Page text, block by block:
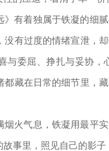
》有着独属于铁凝的细
有过度的情绪宣泄，
与委屈、挣扎与妥协
都藏在日常的细节里，
烟火气息，铁凝用最平
事里，照见自己的影子